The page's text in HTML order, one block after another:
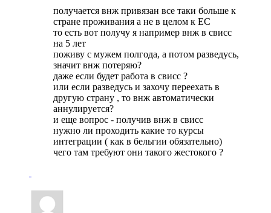
получается внж привязан все таки больше к
стране проживания а не в целом к ЕС
то есть вот получу я например внж в свисс
на 5 лет
поживу с мужем полгода, а потом разведусь,
значит внж потеряю?
даже если будет работа в свисс ?
или если разведусь и захочу переехать в
другую страну , то внж автоматически
аннулируется?
и еще вопрос - получив внж в свисс
нужно ли проходить какие то курсы
интеграции ( как в бельгии обязательно)
чего там требуют они такого жестокого ?